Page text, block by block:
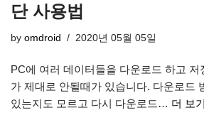
단 사용법
by omdroid 2020년 05월 05일
PC에 여러 데이터들을 다운로드 하고 저
가 제대로 안될때가 있습니다. 다운로드
있는지도 모르고 다시 다운로드… 더 보